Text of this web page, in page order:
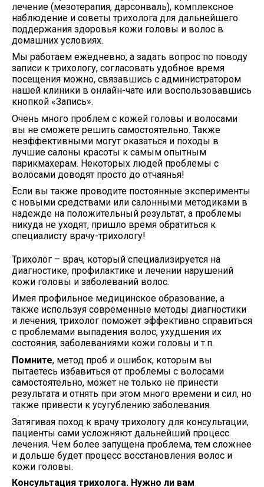
лечение (мезотерапия, дарсонваль), комплексное
наблюдение и советы трихолога для дальнейшего
поддержания здоровья кожи головы и волос в
домашних условиях.
Мы работаем ежедневно, а задать вопрос по поводу
записи к трихологу, согласовать удобное время
посещения можно, связавшись с администратором
нашей клиники в онлайн-чате или воспользовавшись
кнопкой «Запись».
Очень много проблем с кoжeй головы и волосами
вы не сможете решить самостоятельно. Также
неэффективными могут оказаться и походы в
лучшие салоны красоты к самым опытным
парикмахерам. Некоторых людей проблемы с
волосами доводят просто до отчаянья!
Если вы также проводите постоянные эксперименты
с новыми средствами или салонными методиками в
надежде на положительный результат, а проблемы
никуда не уходят, пришло время обратиться к
специалисту врачу-трихологу!
Трихолог – врач, который специализируется на
диагностике, профилактике и лечении нарушений
кожи головы и заболеваний волос.
Имея профильное медицинское образование, а
также используя современные методы диагностики
и лечения, трихолог поможет эффективно справиться
с проблемами выпадения вoлос, ухудшения их
состояния, зaбoлeвaниями кожи головы и т.п.
Помните, метод проб и ошибок, которым вы
пытаетесь избавиться от проблемы с волосами
самостоятельно, может не только не принести
результата и отнять при этом много времени и сил, но
также привести к усугублению заболевания.
Затягивая поход к врачу трихологу для консультации,
пациенты сами усложняют дальнейший процесс
лечения. Чем более запущена проблема, тем сложнее
и дольше будет процесс восстановления волос и
кожи головы.
Консультация трихолога. Нужно ли вам